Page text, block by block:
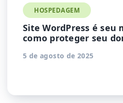
HOSPEDAGEM
Site WordPress é seu
como proteger seu
5 de agosto de 2025